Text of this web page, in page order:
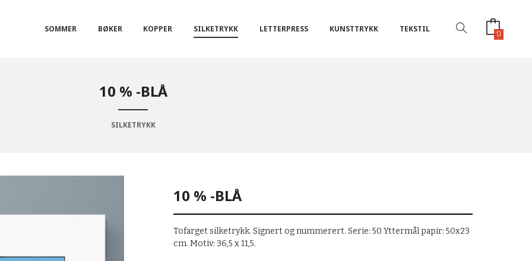
SOMMER BØKER KOPPER SILKETRYKK LETTERPRESS KUNSTTRYKK TEKSTIL 0
10 % -BLÅ
SILKETRYKK
10 % -BLÅ
Tofarget silketrykk. Signert og nummerert. Serie: 50 Yttermål papir: 50x23
cm. Motiv: 36,5 x 11,5.